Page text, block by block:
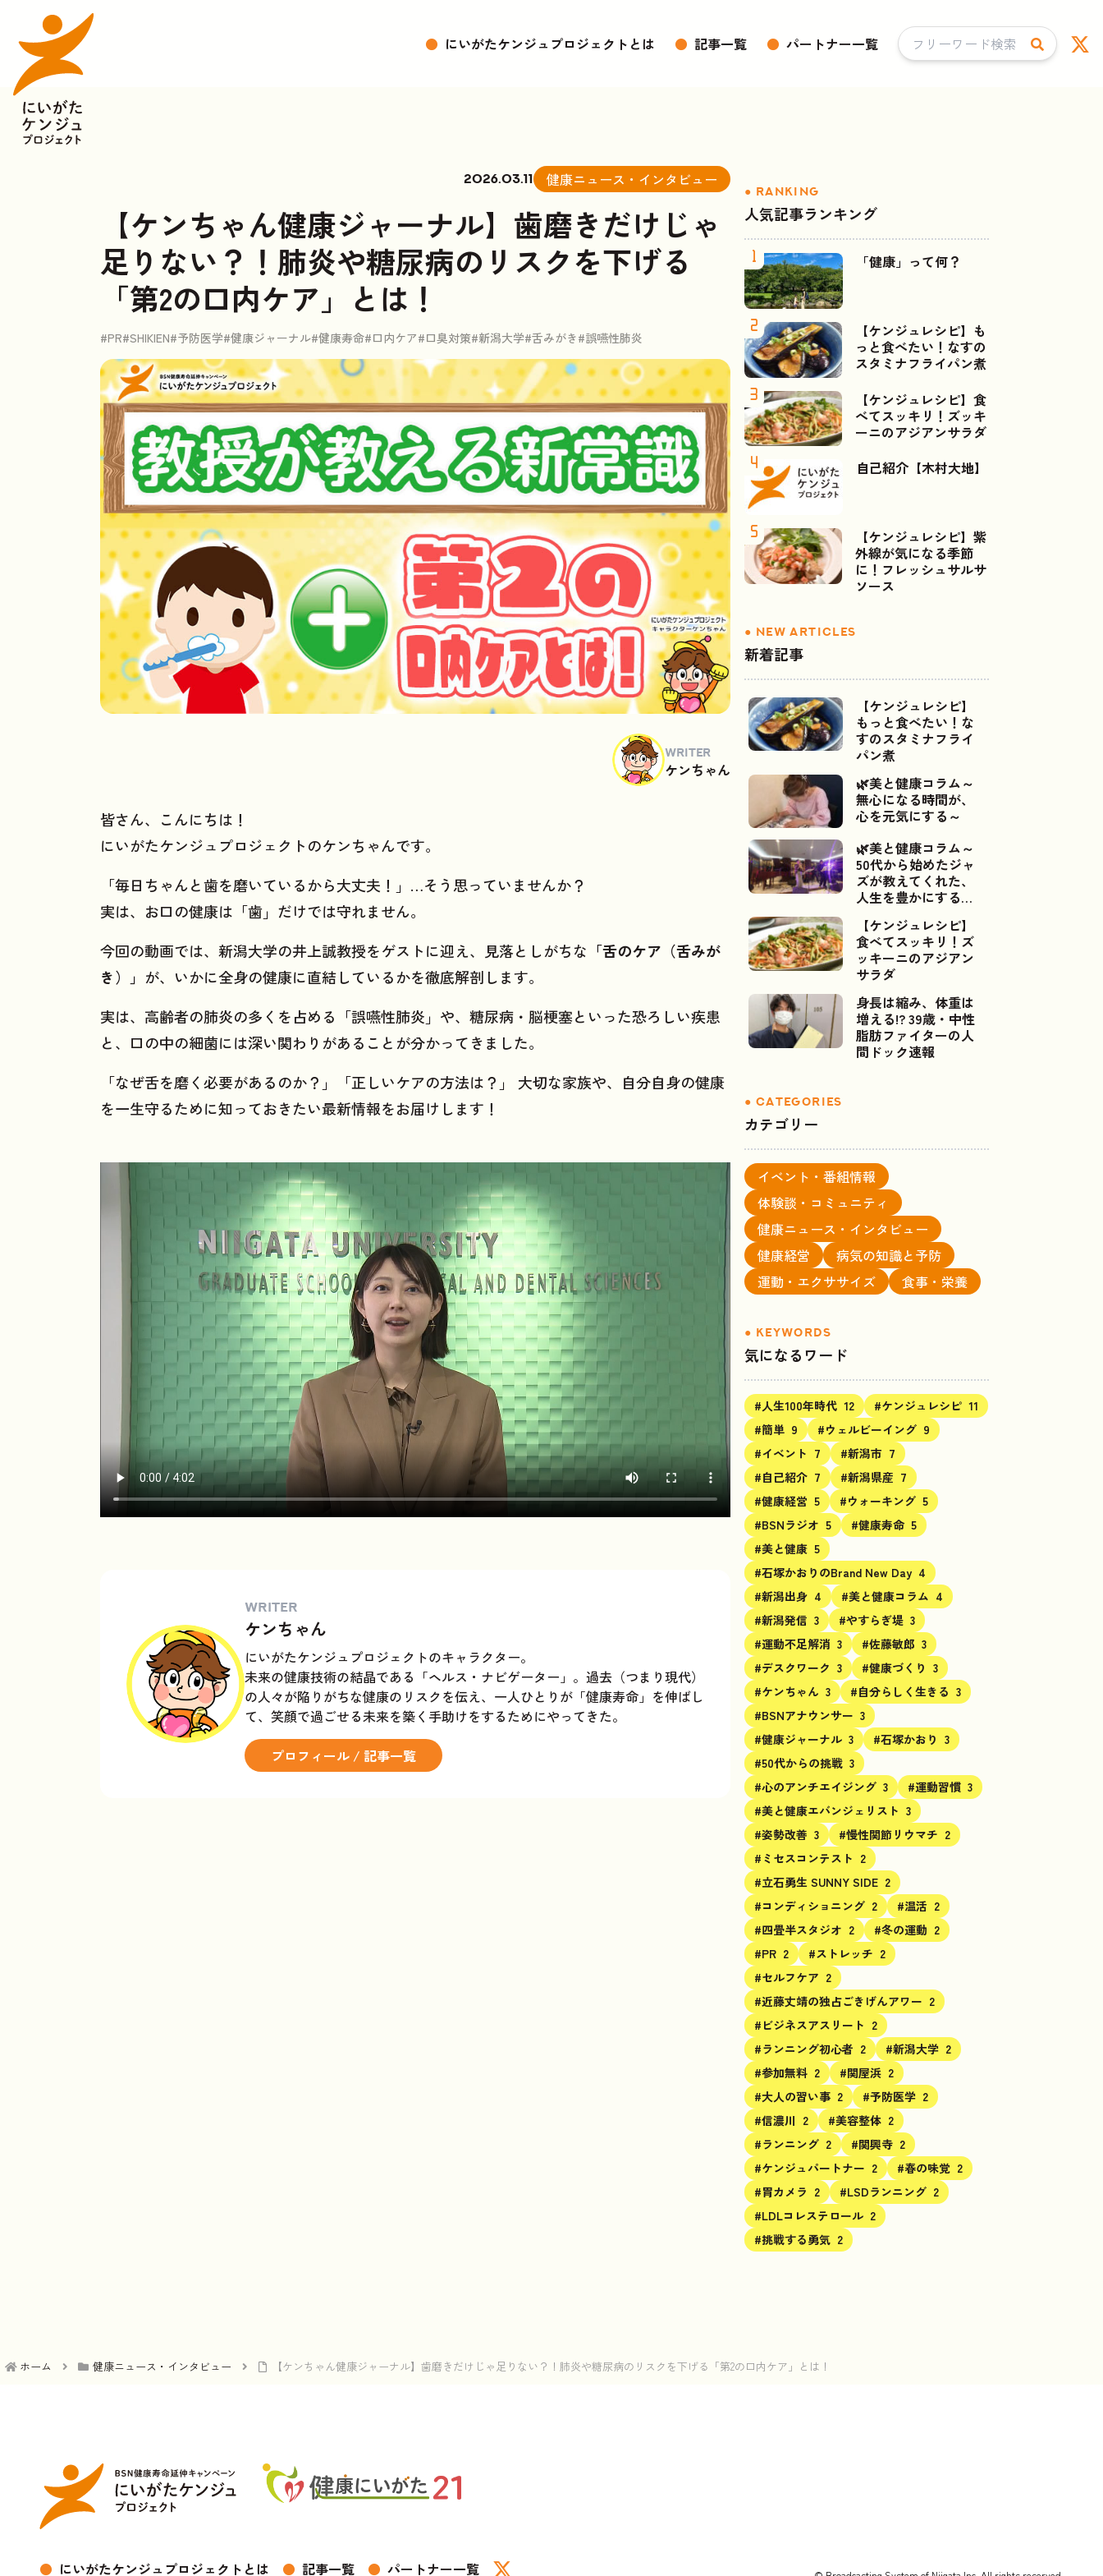
● にいがたケンジュプロジェクトとは ● 記事一覧 ● パートナー一覧
2026.03.11 健康ニュース・インタビュー
【ケンちゃん健康ジャーナル】歯磨きだけじゃ
足りない？！肺炎や糖尿病のリスクを下げる
「第2の口内ケア」とは！
#PR#SHIKIEN#予防医学#健康ジャーナル#健康寿命#口内ケア#口臭対策#新潟大学#舌みがき#誤嚥性肺炎
WRITER
ケンちゃん
皆さん、こんにちは！
にいがたケンジュプロジェクトのケンちゃんです。
「毎日ちゃんと歯を磨いているから大丈夫！」…そう思っていませんか？
実は、お口の健康は「歯」だけでは守れません。
今回の動画では、新潟大学の井上誠教授をゲストに迎え、見落としがちな 「舌のケア（舌みが
き）」 が、いかに全身の健康に直結しているかを徹底解剖します。
実は、高齢者の肺炎の多くを占める「誤嚥性肺炎」や、糖尿病・脳梗塞といった恐ろしい疾患
と、口の中の細菌には深い関わりがあることが分かってきました。
「なぜ舌を磨く必要があるのか？」「正しいケアの方法は？」 大切な家族や、自分自身の健康
を一生守るために知っておきたい最新情報をお届けします！
WRITER
ケンちゃん
にいがたケンジュプロジェクトのキャラクター。
未来の健康技術の結晶である「ヘルス・ナビゲーター」。過去（つまり現代）
の人々が陥りがちな健康のリスクを伝え、一人ひとりが「健康寿命」を伸ばし
て、笑顔で過ごせる未来を築く手助けをするためにやってきた。
プロフィール / 記事一覧
人気記事ランキング
「健康」って何？
【ケンジュレシピ】も
っと食べたい！なすの
スタミナフライパン煮
【ケンジュレシピ】食
べてスッキリ！ズッキ
ーニのアジアンサラダ
自己紹介【木村大地】
【ケンジュレシピ】紫
外線が気になる季節
に！フレッシュサルサ
ソース
新着記事
【ケンジュレシピ】
もっと食べたい！な
すのスタミナフライ
パン煮
🌿美と健康コラム～
無心になる時間が、
心を元気にする～
🌿美と健康コラム～
50代から始めたジャ
ズが教えてくれた、
人生を豊かにするご
【ケンジュレシピ】
食べてスッキリ！ズ
ッキーニのアジアン
サラダ
身長は縮み、体重は
増える!? 39歳・中性
脂肪ファイターの人
間ドック速報
カテゴリー
イベント・番組情報
体験談・コミュニティ
健康ニュース・インタビュー
健康経営
病気の知識と予防
運動・エクササイズ
食事・栄養
気になるワード
#人生100年時代 12 #ケンジュレシピ 11
#簡単 9 #ウェルビーイング 9
#イベント 7 #新潟市 7
#自己紹介 7 #新潟県産 7
#健康経営 5 #ウォーキング 5
#BSNラジオ 5 #健康寿命 5
#美と健康 5
#石塚かおりのBrand New Day 4
#新潟出身 4 #美と健康コラム 4
#新潟発信 3 #やすらぎ堤 3
#運動不足解消 3 #佐藤敏郎 3
#デスクワーク 3 #健康づくり 3
#ケンちゃん 3 #自分らしく生きる 3
#BSNアナウンサー 3
#健康ジャーナル 3 #石塚かおり 3
#50代からの挑戦 3
#心のアンチエイジング 3 #運動習慣 3
#美と健康エバンジェリスト 3
#姿勢改善 3 #慢性関節リウマチ 2
#ミセスコンテスト 2
#立石勇生 SUNNY SIDE 2
#コンディショニング 2 #温活 2
#四畳半スタジオ 2 #冬の運動 2
#PR 2 #ストレッチ 2
#セルフケア 2
#近藤丈靖の独占ごきげんアワー 2
#ビジネスアスリート 2
#ランニング初心者 2 #新潟大学 2
#参加無料 2 #関屋浜 2
#大人の習い事 2 #予防医学 2
#信濃川 2 #美容整体 2
#ランニング 2 #関興寺 2
#ケンジュパートナー 2 #春の味覚 2
#胃カメラ 2 #LSDランニング 2
#LDLコレステロール 2
#挑戦する勇気 2
ホーム 健康ニュース・インタビュー 【ケンちゃん健康ジャーナル】歯磨きだけじゃ足りない？！肺炎や糖尿病のリスクを下げる「第2の口内ケア」とは！
● にいがたケンジュプロジェクトとは ● 記事一覧 ● パートナー一覧